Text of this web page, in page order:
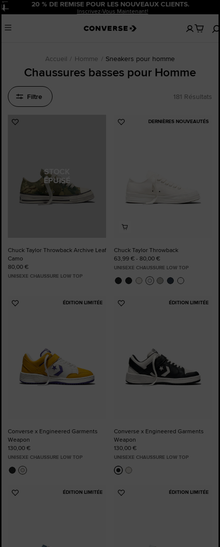
Pause 20 % DE REMISE POUR LES NOUVEAUX CLIENTS.
Inscrivez-Vous Maintenant!
Menu
Aucun
articles
Accueil Homme Sneakers pour homme
Chaussures basses pour Homme
Filtre 181 Résultats
STOCK
ÉPUISÉ
Ajouter
Chuck Taylor Throwback Archive Leaf
Camo
80,00 €
UNISEXE CHAUSSURE LOW TOP
DERNIÈRES NOUVEAUTÉS
Ajouter
Chuck Taylor Throwback
63,99 € - 80,00 €
UNISEXE CHAUSSURE LOW TOP
ÉDITION LIMITÉE
Ajouter
Converse x Engineered Garments
Weapon
130,00 €
UNISEXE CHAUSSURE LOW TOP
ÉDITION LIMITÉE
Ajouter
Converse x Engineered Garments
Weapon
130,00 €
UNISEXE CHAUSSURE LOW TOP
ÉDITION LIMITÉE
Ajouter
ÉDITION LIMITÉE
Ajouter